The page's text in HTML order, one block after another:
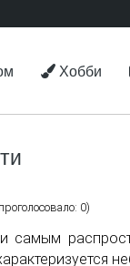
Хобби
0)
самым